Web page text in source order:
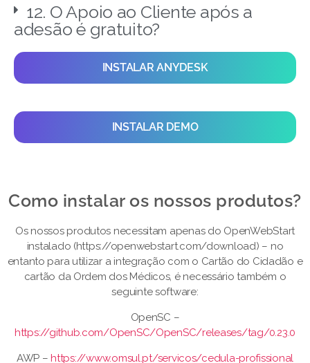
12. O Apoio ao Cliente após a
adesão é gratuito?
INSTALAR ANYDESK
INSTALAR DEMO
Como instalar os nossos produtos?​
Os nossos produtos necessitam apenas do OpenWebStart
instalado (https://openwebstart.com/download) – no
entanto para utilizar a integração com o Cartão do Cidadão e
cartão da Ordem dos Médicos, é necessário também o
seguinte software:
OpenSC –
https://github.com/OpenSC/OpenSC/releases/tag/0.23.0
AWP –https://www.omsul.pt/servicos/cedula-profissional